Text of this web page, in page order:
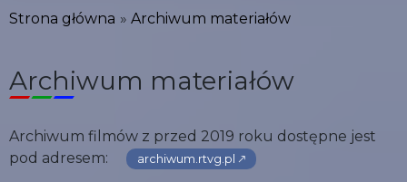
Strona główna Archiwum materiałów
Archiwum materiałów
Archiwum filmów z przed 2019 roku dostępne jest
pod adresem:
archiwum.rtvg.pl 🡕